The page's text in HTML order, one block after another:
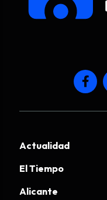
Actualidad
El Tiempo
Alicante